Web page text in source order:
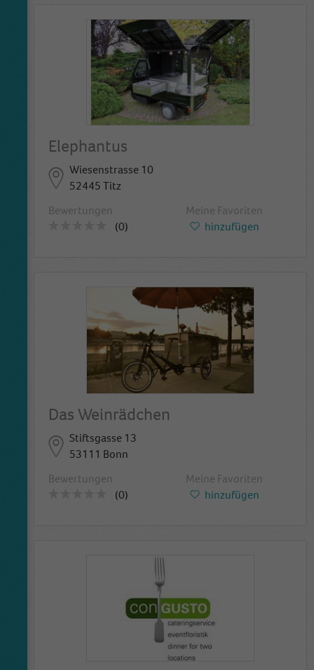
Elephantus
Wiesenstrasse 10
52445 Titz
Bewertungen
(0)
Meine Favoriten
hinzufügen
Das Weinrädchen
Stiftsgasse 13
53111 Bonn
Bewertungen
(0)
Meine Favoriten
hinzufügen
the number visitors, the source where they
have come from, and the pages viisted in an
anonymous form.